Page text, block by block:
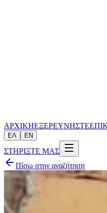
ΑΡΧΙΚΗΕΞΕΡΕΥΝΗΣΤΕ
ΕΛ EN
ΣΤΗΡΙΞΤΕ ΜΑΣ
Πίσω στην αναζήτηση